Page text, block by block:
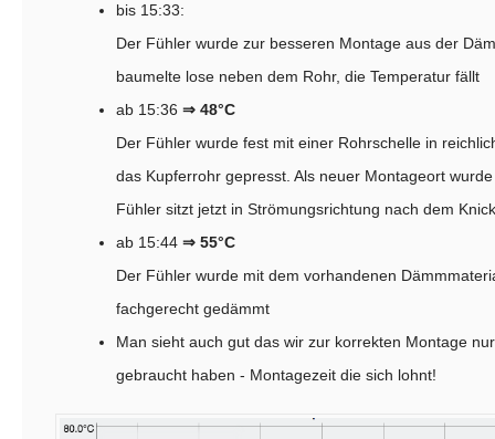
bis 15:33:
Der Fühler wurde zur besseren Montage aus der
baumelte lose neben dem Rohr, die Temperatur fällt
ab 15:36 ⇒ 48°C
Der Fühler wurde fest mit einer Rohrschelle in
das Kupferrohr gepresst. Als neuer Montageort
Fühler sitzt jetzt in Strömungsrichtung nach dem
ab 15:44 ⇒ 55°C
Der Fühler wurde mit dem vorhandenen
fachgerecht gedämmt
Man sieht auch gut das wir zur korrekten Montage
gebraucht haben - Montagezeit die sich lohnt!